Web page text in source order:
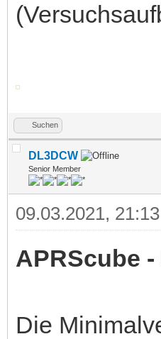
Suchen
DL3DCW
Senior Member
09.03.2021, 21:13
APRScube
Die